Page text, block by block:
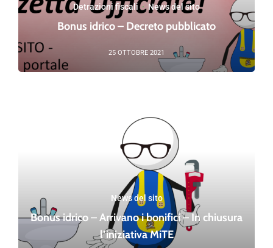
Detrazioni fiscali·News del sito
Bonus idrico – Decreto pubblicato
25 OTTOBRE 2021
News del sito
Bonus idrico – Arrivano i bonifici – In chiusura
l’iniziativa MiTE